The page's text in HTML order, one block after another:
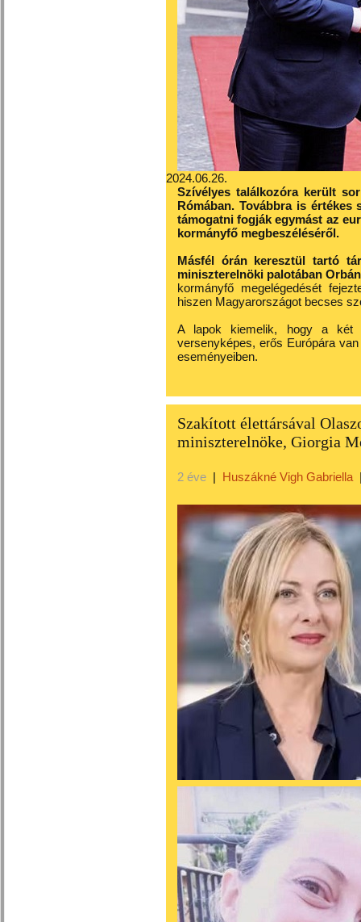
2024.06.26.
Szívélyes találkozóra került
Rómában. Továbbra is értékes
támogatni fogják egymást az
kormányfő megbeszéléséről.
Másfél órán keresztül tartó
miniszterelnöki palotában
kormányfő megelégedését
hiszen Magyarországot becses
A lapok kiemelik, hogy a két
versenyképes, erős Európára
eseményeiben.
Szakított élettársával
miniszterelnöke, Giorgia
2 éve | Huszákné Vigh Gabriella